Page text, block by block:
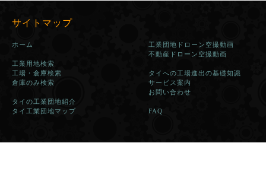
サイトマップ
ホーム
工業用地検索
工場・倉庫検索
倉庫のみ検索
タイの工業団地紹介
タイ工業団地マップ
工業団地ドローン空撮動画
不動産ドローン空撮動画
タイへの工場進出の基礎知識
サービス案内
お問い合わせ
FAQ